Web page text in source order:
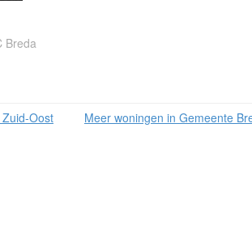
Breda
Oost Meer woningen in Gemeente